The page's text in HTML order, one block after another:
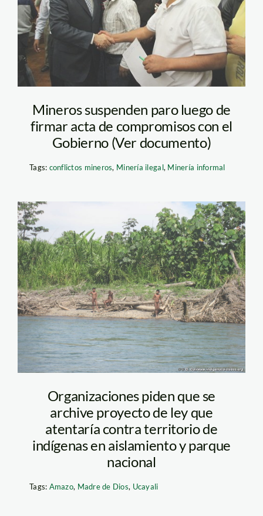
Mineros suspenden paro luego de
firmar acta de compromisos con el
Gobierno (Ver documento)
Tags: conflictos mineros, Minería ilegal, Minería informal
per-mash-gg-
01_screen
Organizaciones piden que se
archive proyecto de ley que
atentaría contra territorio de
indígenas en aislamiento y parque
nacional
Tags: Amazo, Madre de Dios, Ucayali